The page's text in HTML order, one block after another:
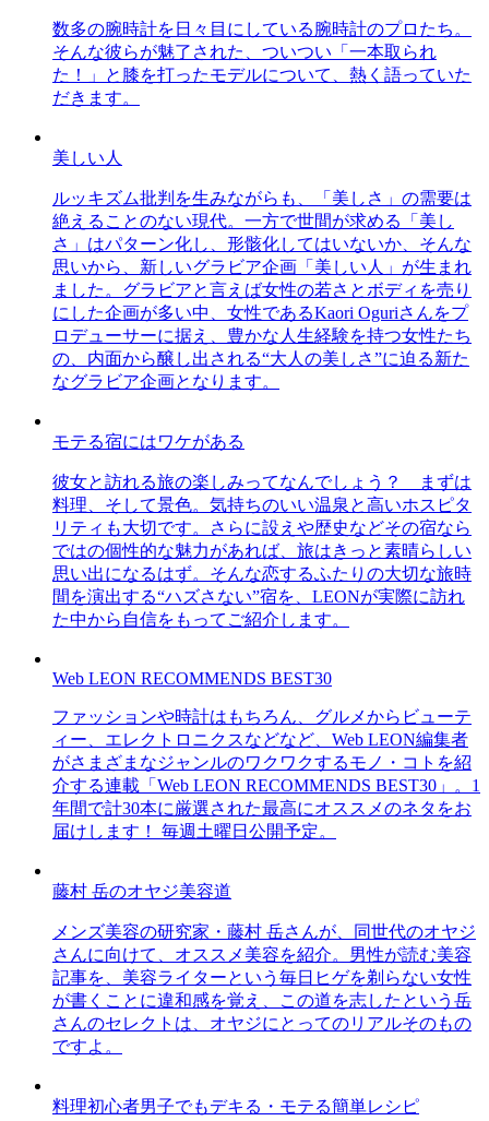
数多の腕時計を日々目にしている腕時計のプロたち。
そんな彼らが魅了された、ついつい「一本取られ
た！」と膝を打ったモデルについて、熱く語っていた
だきます。
美しい人
ルッキズム批判を生みながらも、「美しさ」の需要は
絶えることのない現代。一方で世間が求める「美し
さ」はパターン化し、形骸化してはいないか、そんな
思いから、新しいグラビア企画「美しい人」が生まれ
ました。グラビアと言えば女性の若さとボディを売り
にした企画が多い中、女性であるKaori Oguriさんをプ
ロデューサーに据え、豊かな人生経験を持つ女性たち
の、内面から醸し出される“大人の美しさ”に迫る新た
なグラビア企画となります。
モテる宿にはワケがある
彼女と訪れる旅の楽しみってなんでしょう？ まずは
料理、そして景色。気持ちのいい温泉と高いホスピタ
リティも大切です。さらに設えや歴史などその宿なら
ではの個性的な魅力があれば、旅はきっと素晴らしい
思い出になるはず。そんな恋するふたりの大切な旅時
間を演出する“ハズさない”宿を、LEONが実際に訪れ
た中から自信をもってご紹介します。
Web LEON RECOMMENDS BEST30
ファッションや時計はもちろん、グルメからビューテ
ィー、エレクトロニクスなどなど、Web LEON編集者
がさまざまなジャンルのワクワクするモノ・コトを紹
介する連載「Web LEON RECOMMENDS BEST30」。1
年間で計30本に厳選された最高にオススメのネタをお
届けします！ 毎週土曜日公開予定。
藤村 岳のオヤジ美容道
メンズ美容の研究家・藤村 岳さんが、同世代のオヤジ
さんに向けて、オススメ美容を紹介。男性が読む美容
記事を、美容ライターという毎日ヒゲを剃らない女性
が書くことに違和感を覚え、この道を志したという岳
さんのセレクトは、オヤジにとってのリアルそのもの
ですよ。
料理初心者男子でもデキる・モテる簡単レシピ